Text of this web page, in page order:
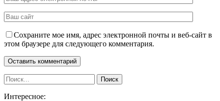
Сохраните мое имя, адрес электронной почты и веб-сайт в
этом браузере для следующего комментария.
Интересное: